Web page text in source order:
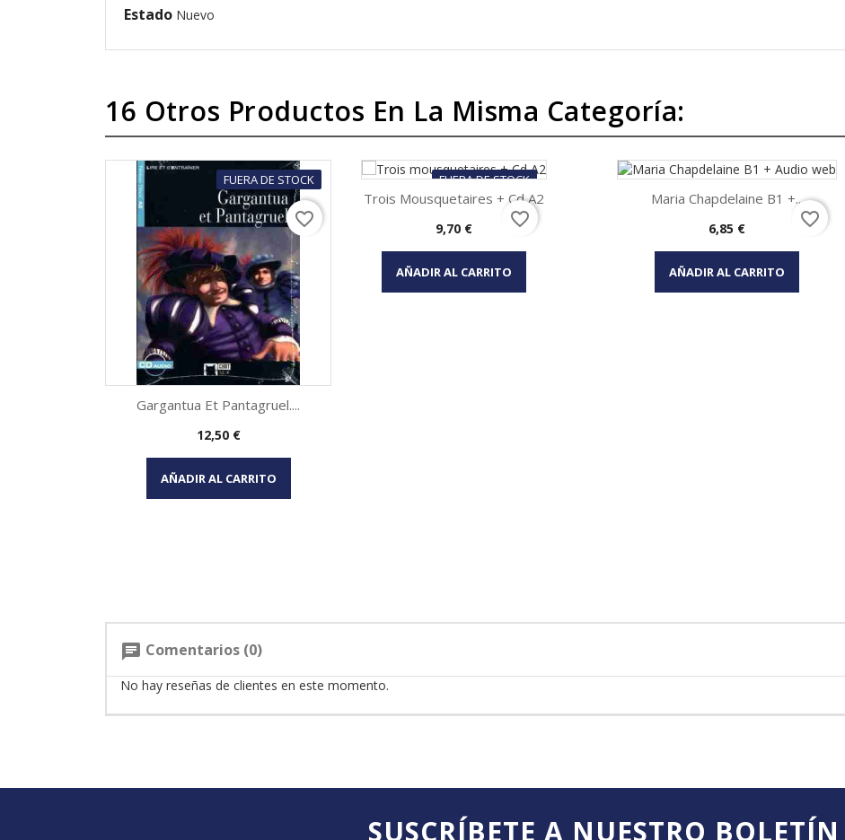
Estado Nuevo
16 Otros Productos En La Misma Categoría:
FUERA DE STOCK
Vista rápida
Gargantua Et Pantagruel....
Precio
12,50 €
AÑADIR AL CARRITO
favorite_border
FUERA DE STOCK
Vista rápida
Trois Mousquetaires + Cd A2
Precio
9,70 €
AÑADIR AL CARRITO
favorite_border
Vista rápida
Maria Chapdelaine B1 +...
Precio
6,85 €
AÑADIR AL CARRITO
favorite_border
chat Comentarios (0)
No hay reseñas de clientes en este momento.
SUSCRÍBETE A NUESTRO BOLETÍN